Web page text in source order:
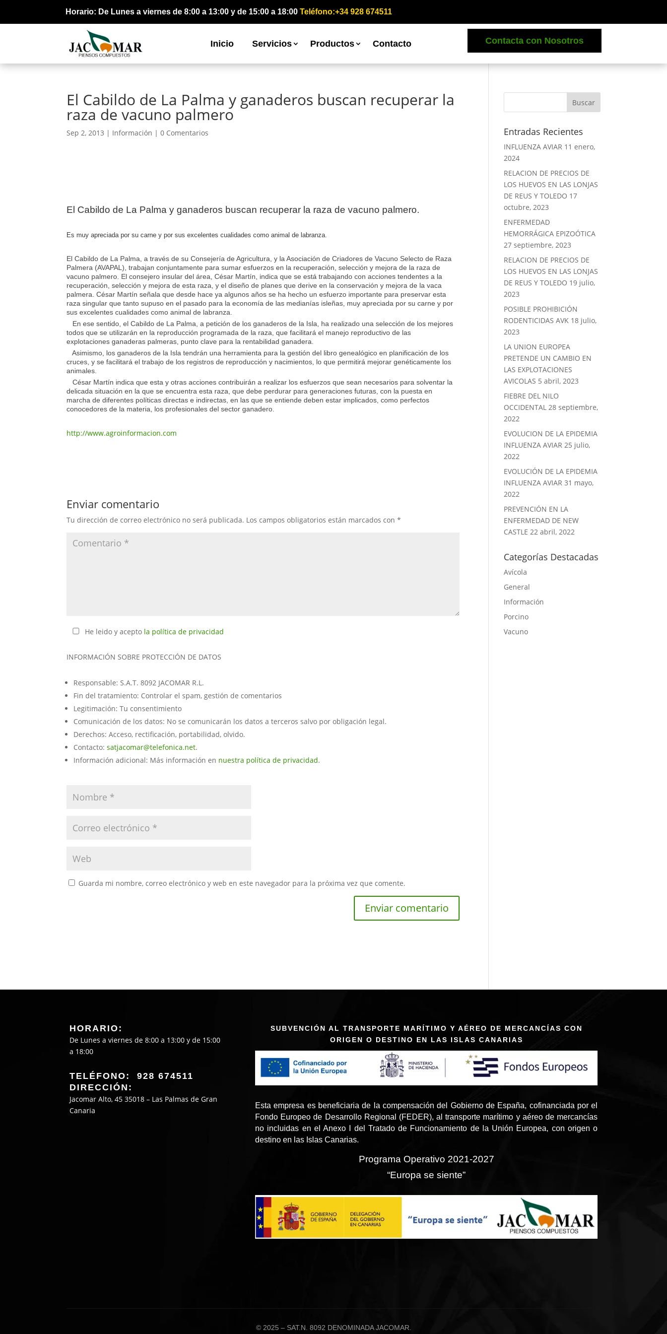
Horario: De Lunes a viernes de 8:00 a 13:00 y de 15:00 a 18:00 Teléfono:+34 928 674511
Inicio Servicios Productos Contacto Contacta con Nosotros
El Cabildo de La Palma y ganaderos buscan recuperar la
raza de vacuno palmero
Sep 2, 2013 | Información |0 Comentarios
El Cabildo de La Palma y ganaderos buscan recuperar la raza de vacuno palmero.
Es muy apreciada por su carne y por sus excelentes cualidades como animal de labranza.
El Cabildo de La Palma, a través de su Consejería de Agricultura, y la Asociación de Criadores de Vacuno Selecto de Raza
Palmera (AVAPAL), trabajan conjuntamente para sumar esfuerzos en la recuperación, selección y mejora de la raza de
vacuno palmero. El consejero insular del área, César Martín, indica que se está trabajando con acciones tendentes a la
recuperación, selección y mejora de esta raza, y el diseño de planes que derive en la conservación y mejora de la vaca
palmera. César Martín señala que desde hace ya algunos años se ha hecho un esfuerzo importante para preservar esta
raza singular que tanto supuso en el pasado para la economía de las medianías isleñas, muy apreciada por su carne y por
sus excelentes cualidades como animal de labranza.
En ese sentido, el Cabildo de La Palma, a petición de los ganaderos de la Isla, ha realizado una selección de los mejores
todos que se utilizarán en la reproducción programada de la raza, que facilitará el manejo reproductivo de las
explotaciones ganaderas palmeras, punto clave para la rentabilidad ganadera.
Asimismo, los ganaderos de la Isla tendrán una herramienta para la gestión del libro genealógico en planificación de los
cruces, y se facilitará el trabajo de los registros de reproducción y nacimientos, lo que permitirá mejorar genéticamente los
animales.
César Martín indica que esta y otras acciones contribuirán a realizar los esfuerzos que sean necesarios para solventar la
delicada situación en la que se encuentra esta raza, que debe perdurar para generaciones futuras, con la puesta en
marcha de diferentes políticas directas e indirectas, en las que se entiende deben estar implicados, como perfectos
conocedores de la materia, los profesionales del sector ganadero.
http://www.agroinformacion.com
Enviar comentario
Tu dirección de correo electrónico no será publicada. Los campos obligatorios están marcados con*
He leido y acepto la política de privacidad
INFORMACIÓN SOBRE PROTECCIÓN DE DATOS
Responsable: S.A.T. 8092 JACOMAR R.L.
Fin del tratamiento: Controlar el spam, gestión de comentarios
Legitimación: Tu consentimiento
Comunicación de los datos: No se comunicarán los datos a terceros salvo por obligación legal.
Derechos: Acceso, rectificación, portabilidad, olvido.
Contacto:satjacomar@telefonica.net.
Información adicional: Más información en nuestra política de privacidad.
Guarda mi nombre, correo electrónico y web en este navegador para la próxima vez que comente.
Entradas Recientes
INFLUENZA AVIAR 11 enero,
2024
RELACION DE PRECIOS DE
LOS HUEVOS EN LAS LONJAS
DE REUS Y TOLEDO 17
octubre, 2023
ENFERMEDAD
HEMORRÁGICA EPIZOÓTICA
27 septiembre, 2023
RELACION DE PRECIOS DE
LOS HUEVOS EN LAS LONJAS
DE REUS Y TOLEDO 19 julio,
2023
POSIBLE PROHIBICIÓN
RODENTICIDAS AVK 18 julio,
2023
LA UNION EUROPEA
PRETENDE UN CAMBIO EN
LAS EXPLOTACIONES
AVICOLAS 5 abril, 2023
FIEBRE DEL NILO
OCCIDENTAL 28 septiembre,
2022
EVOLUCION DE LA EPIDEMIA
INFLUENZA AVIAR 25 julio,
2022
EVOLUCIÓN DE LA EPIDEMIA
INFLUENZA AVIAR 31 mayo,
2022
PREVENCIÓN EN LA
ENFERMEDAD DE NEW
CASTLE 22 abril, 2022
Categorías Destacadas
Avícola
General
Información
Porcino
Vacuno
HORARIO:
De Lunes a viernes de 8:00 a 13:00 y de 15:00
a 18:00
TELÉFONO: 928 674511
DIRECCIÓN:
Jacomar Alto, 45 35018 – Las Palmas de Gran
Canaria
SUBVENCIÓN AL TRANSPORTE MARÍTIMO Y AÉREO DE MERCANCÍAS CON
ORIGEN O DESTINO EN LAS ISLAS CANARIAS
Esta empresa es beneficiaria de la compensación del Gobierno de España, cofinanciada por el
Fondo Europeo de Desarrollo Regional (FEDER), al transporte marítimo y aéreo de mercancías
no incluidas en el Anexo I del Tratado de Funcionamiento de la Unión Europea, con origen o
destino en las Islas Canarias.
Programa Operativo 2021-2027
“Europa se siente”
© 2025 – SAT.N. 8092 DENOMINADA JACOMAR.